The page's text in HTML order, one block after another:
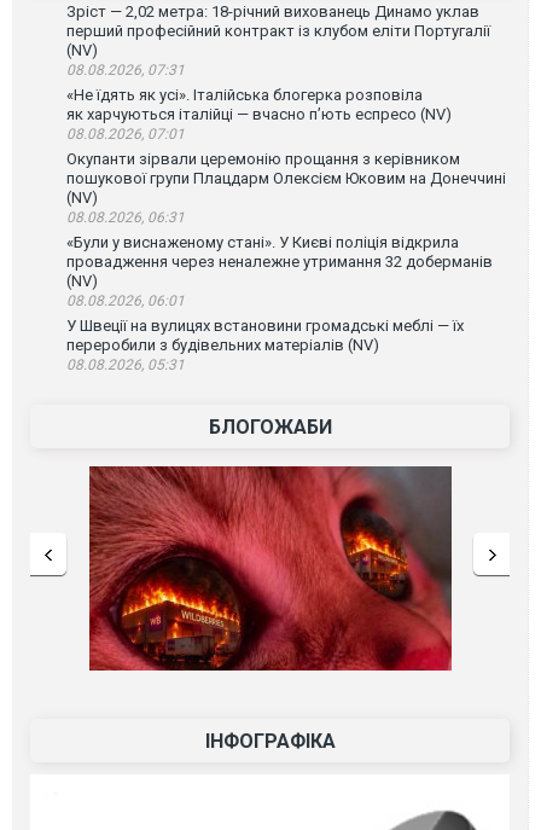
Зріст — 2,02 метра: 18-річний вихованець Динамо уклав
перший професійний контракт із клубом еліти Португалії
(NV)
08.08.2026, 07:31
«Не їдять як усі». Італійська блогерка розповіла
як харчуються італійці — вчасно п’ють еспресо (NV)
08.08.2026, 07:01
Окупанти зірвали церемонію прощання з керівником
пошукової групи Плацдарм Олексієм Юковим на Донеччині
(NV)
08.08.2026, 06:31
«Були у виснаженому стані». У Києві поліція відкрила
провадження через неналежне утримання 32 доберманів
(NV)
08.08.2026, 06:01
У Швеції на вулицях встановини громадські меблі — їх
переробили з будівельних матеріалів (NV)
08.08.2026, 05:31
БЛОГОЖАБИ
ІНФОГРАФІКА